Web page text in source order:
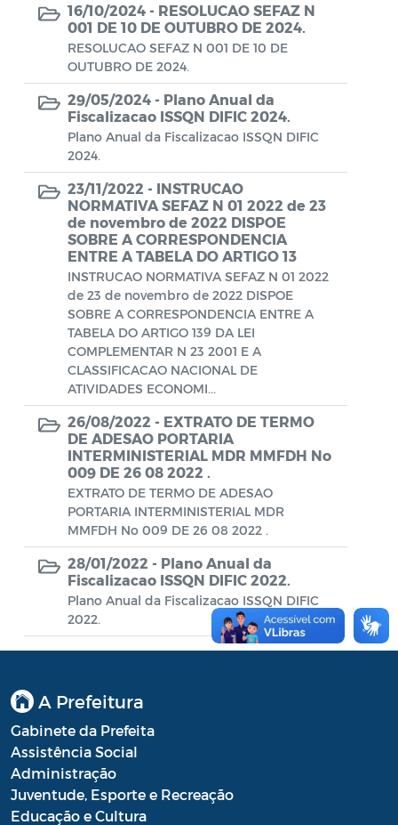
Atos Oficiais - Secretaria Municipal de
Política Social, Trabalho, Habitação,
Terceira Idade e Desenvolvimento
Humano
Autorização Para Início de Obras
Aviso de rescisão unilateral
CADEP - Comissão de Análise de Defesa
Prévia
CONCURSO GUARDA MUNICIPAL Nº 002
Concurso Público
Conselho Municipal - CACS FUNDEB
Conselho Municipal de Assistência Social
de Araruama - COMASO
Conselho Municipal de Educação
Conselho Municipal de Habitação -
CMHA
Conselho Municipal de Saúde
Conselho Municipal de Turismo
Conselho Municipal do Desenvolvimento
Sustentável Rural e Pesqueiro de
Araruama – COMDESURP-AR
Conselho Municipal do Meio Ambiente -
CONDEMA
Conselho Municipal dos Direitos da
Criança e do Adolescente de Araruama -
CMDCAA
16/10/2024 - RESOLUCAO SEFAZ N
001 DE 10 DE OUTUBRO DE 2024.
RESOLUCAO SEFAZ N 001 DE 10 DE
OUTUBRO DE 2024.
29/05/2024 - Plano Anual da
Fiscalizacao ISSQN DIFIC 2024.
Plano Anual da Fiscalizacao ISSQN DIFIC
2024.
23/11/2022 - INSTRUCAO
NORMATIVA SEFAZ N 01 2022 de 23
de novembro de 2022 DISPOE
SOBRE A CORRESPONDENCIA
ENTRE A TABELA DO ARTIGO 13
INSTRUCAO NORMATIVA SEFAZ N 01 2022
de 23 de novembro de 2022 DISPOE
SOBRE A CORRESPONDENCIA ENTRE A
TABELA DO ARTIGO 139 DA LEI
COMPLEMENTAR N 23 2001 E A
CLASSIFICACAO NACIONAL DE
ATIVIDADES ECONOMI...
26/08/2022 - EXTRATO DE TERMO
DE ADESAO PORTARIA
INTERMINISTERIAL MDR MMFDH No
009 DE 26 08 2022 .
EXTRATO DE TERMO DE ADESAO
PORTARIA INTERMINISTERIAL MDR
MMFDH No 009 DE 26 08 2022 .
28/01/2022 - Plano Anual da
Fiscalizacao ISSQN DIFIC 2022.
Plano Anual da Fiscalizacao ISSQN DIFIC
2022.
A Prefeitura
Gabinete da Prefeita
Assistência Social
Administração
Juventude, Esporte e Recreação
Educação e Cultura